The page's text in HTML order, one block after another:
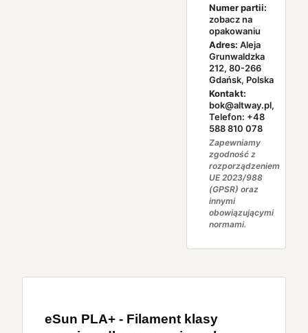
Numer partii:
zobacz na
opakowaniu
Adres: Aleja
Grunwaldzka
212, 80-266
Gdańsk, Polska
Kontakt:
bok@altway.pl,
Telefon: +48
588 810 078
Zapewniamy
zgodność z
rozporządzeniem
UE 2023/988
(GPSR) oraz
innymi
obowiązującymi
normami.
eSun PLA+ - Filament klasy